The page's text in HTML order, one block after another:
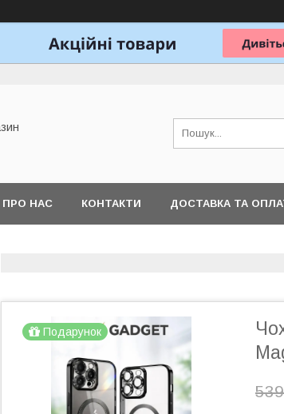
ПРО НАС КОНТАКТИ ДОСТАВКА ТА
Подарунок